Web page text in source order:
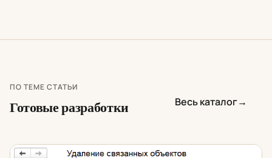
ПО ТЕМЕ СТАТЬИ
Готовые разработки Весь каталог→